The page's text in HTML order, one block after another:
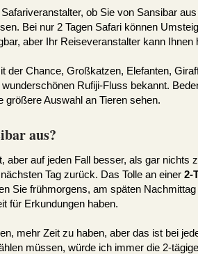
ob Sie von Sansibar
Bei nur 2 Tagen Safari können
aber Ihr Reiseveranstalter kann Ihnen
der Chance, Großkatzen, Elefanten,
Rufiji-Fluss bekannt.
größere Auswahl an Tieren sehen.
aus?
aber auf jeden Fall besser, als gar nichts
Tag zurück. Das Tolle an einer 2-
Sie frühmorgens, am späten
für Erkundungen haben.
mehr Zeit zu haben, aber das ist bei
müssen, würde ich immer die 2-